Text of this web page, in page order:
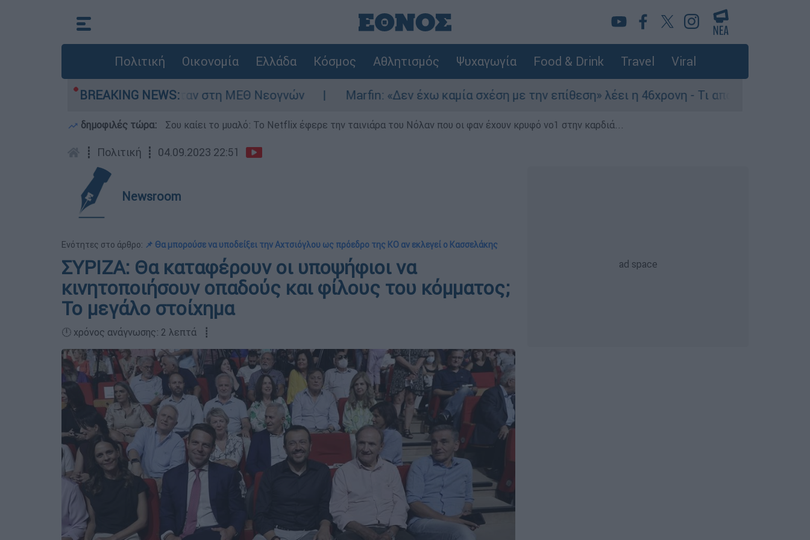
Πολιτική Οικονομία Ελλάδα Κόσμος Αθλητισμός Ψυχαγωγία Food & Drink Travel Viral
BREAKING NEWS:
ημερών - Νοσηλευόταν στη ΜΕΘ Νεογνών Marfin: «Δεν έχω καμία σχέση με την επίθεση» λέει η 46χρονη - Τι αποκάλυψε στους
δημοφιλές τώρα: Σου καίει το μυαλό: Το Netflix έφερε την ταινιάρα του Νόλαν που οι φαν έχουν κρυφό νο1 στην καρδιά...
┋ Πολιτική ┋ 04.09.2023 22:51
Newsroom
Ενότητες στο άρθρο: 📌 Θα μπορούσε να υποδείξει την Αχτσιόγλου ως πρόεδρο της ΚΟ αν εκλεγεί ο Κασσελάκης
ΣΥΡΙΖΑ: Θα καταφέρουν οι υποψήφιοι να
κινητοποιήσουν οπαδούς και φίλους του κόμματος;
Το μεγάλο στοίχημα
🕛 χρόνος ανάγνωσης: 2 λεπτά ┋